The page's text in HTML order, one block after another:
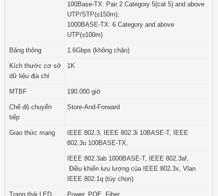
100Base-TX: Pair 2 Category 5(cat 5) and above
UTP/STP(≤150m);
1000BASE-TX: 6 Category and above
UTP(≤100m)
Băng thông 1.6Gbps (không chặn)
Kích thước cơ sở
dữ liệu địa chỉ
1K
MTBF 190.000 giờ
Chế độ chuyển
tiếp
Store-And-Forward
Giao thức mạng
IEEE 802.3, IEEE 802.3i 10BASE-T, IEEE
802.3u 100BASE-TX,
IEEE 802.3ab 1000BASE-T, IEEE 802.3af,
Điều khiển lưu lượng của IEEE 802.3x, Vlan
IEEE 802.1q (tùy chọn)
Trạng thái LED Power, POE, Fiber